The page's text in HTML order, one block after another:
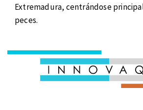
Extremadura, centrándose
peces.